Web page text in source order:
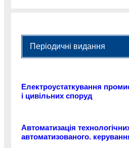
Періодичні видання
Електроустаткування
і цивільних споруд
Автоматизація
автоматизованого.